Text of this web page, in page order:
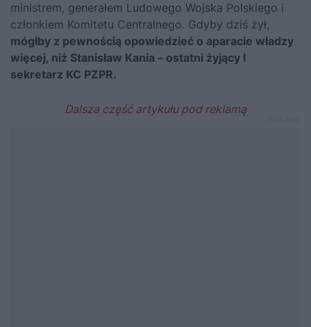
ministrem, generałem Ludowego Wojska Polskiego i
członkiem Komitetu Centralnego. Gdyby dziś żył,
mógłby z pewnością opowiedzieć o aparacie władzy
więcej, niż Stanisław Kania – ostatni żyjący I
sekretarz KC PZPR.